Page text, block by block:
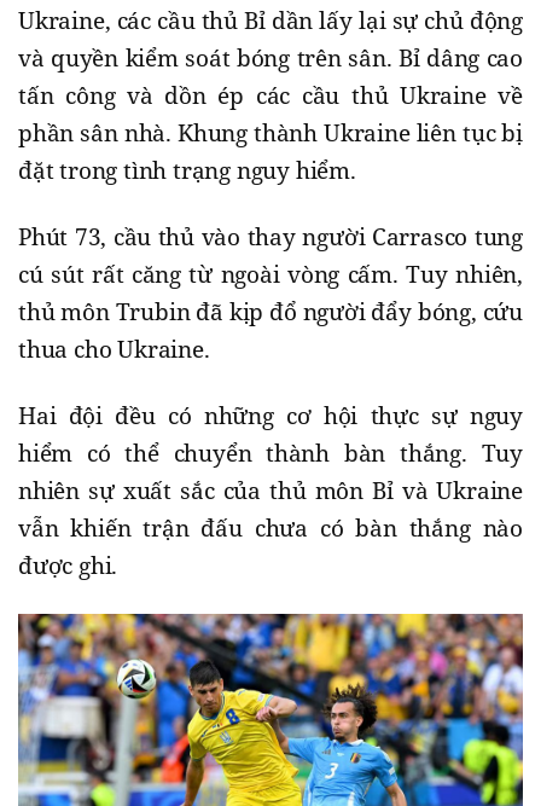
Ukraine, các cầu thủ Bỉ dần lấy lại sự chủ động
và quyền kiểm soát bóng trên sân. Bỉ dâng cao
tấn công và dồn ép các cầu thủ Ukraine về
phần sân nhà. Khung thành Ukraine liên tục bị
đặt trong tình trạng nguy hiểm.
Phút 73, cầu thủ vào thay người Carrasco tung
cú sút rất căng từ ngoài vòng cấm. Tuy nhiên,
thủ môn Trubin đã kịp đổ người đẩy bóng, cứu
thua cho Ukraine.
Hai đội đều có những cơ hội thực sự nguy
hiểm có thể chuyển thành bàn thắng. Tuy
nhiên sự xuất sắc của thủ môn Bỉ và Ukraine
vẫn khiến trận đấu chưa có bàn thắng nào
được ghi.